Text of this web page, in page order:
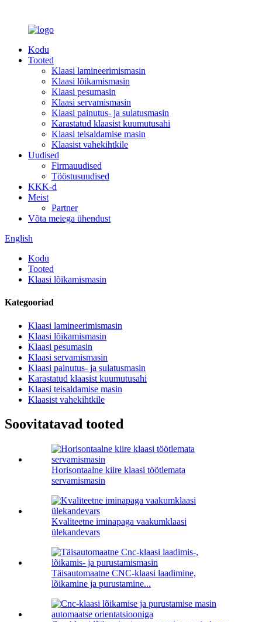
Kodu
Tooted
Klaasi lamineerimismasin
Klaasi lõikamismasin
Klaasi pesumasin
Klaasi servamismasin
Klaasi painutus- ja sulatusmasin
Karastatud klaasist kuumutusahi
Klaasi teisaldamise masin
Klaasist vahekihtkile
Uudised
Firmauudised
Tööstusuudised
KKK-d
Meist
Partner
Võta meiega ühendust
English
Kodu
Tooted
Klaasi lõikamismasin
Kategooriad
Klaasi lamineerimismasin
Klaasi lõikamismasin
Klaasi pesumasin
Klaasi servamismasin
Klaasi painutus- ja sulatusmasin
Karastatud klaasist kuumutusahi
Klaasi teisaldamise masin
Klaasist vahekihtkile
Soovitatavad tooted
Horisontaalne kiire klaasi töötlemata
servamismasin
Kvaliteetne iminapaga vaakumklaasi
ülekandevars
Täisautomaatne CNC-klaasi laadimine,
lõikamine ja purustamine...